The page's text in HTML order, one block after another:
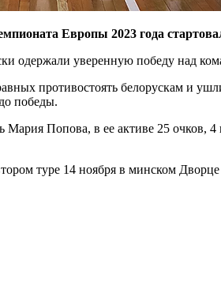
Европы 2023 года
одержали уверенную победу над
противостоять белорускам и
победы.
Мария Попова, в ее активе 25 очков,
туре 14 ноября в минском